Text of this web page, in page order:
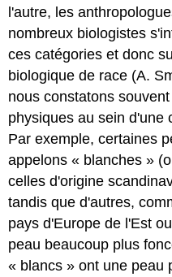
l'autre, les
nombreux biologistes
ces catégories et donc
biologique de race (A.
nous constatons
physiques au sein d'une
Par exemple, certaines
appelons « blanches »
celles d'origine
tandis que d'autres,
pays d'Europe de l'Est
peau beaucoup plus
« blancs » ont une peau